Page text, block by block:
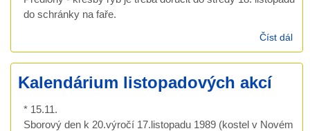
do schránky na faře.
Číst dál
-
Kalendárium listopadových akcí
* 15.11.
Sborový den k 20.výročí 17.listopadu 1989 (kostel v Novém